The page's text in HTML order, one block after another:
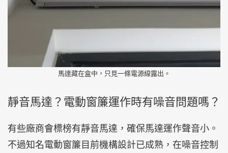
馬達藏在盒中，只見一條電源線露出。
靜音馬達？電動窗簾運作時有噪音問題嗎？
有些廠商會標榜有靜音馬達，確保馬達運作聲音小。
不過知名電動窗簾目前機構設計已成熟，在噪音控制